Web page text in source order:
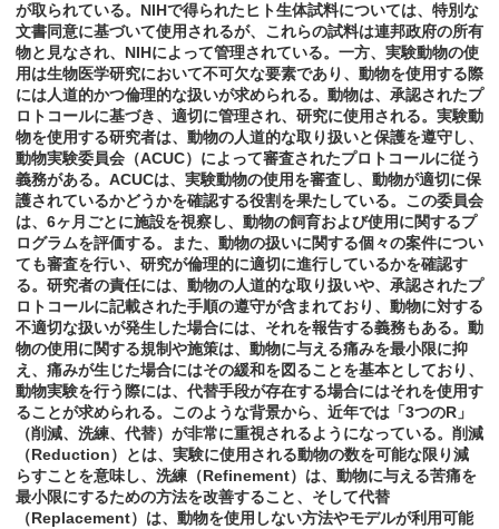
が取られている。NIHで得られたヒト生体試料については、特別な
文書同意に基づいて使用されるが、これらの試料は連邦政府の所有
物と見なされ、NIHによって管理されている。一方、実験動物の使
用は生物医学研究において不可欠な要素であり、動物を使用する際
には人道的かつ倫理的な扱いが求められる。動物は、承認されたプ
ロトコールに基づき、適切に管理され、研究に使用される。実験動
物を使用する研究者は、動物の人道的な取り扱いと保護を遵守し、
動物実験委員会（ACUC）によって審査されたプロトコールに従う
義務がある。ACUCは、実験動物の使用を審査し、動物が適切に保
護されているかどうかを確認する役割を果たしている。この委員会
は、6ヶ月ごとに施設を視察し、動物の飼育および使用に関するプ
ログラムを評価する。また、動物の扱いに関する個々の案件につい
ても審査を行い、研究が倫理的に適切に進行しているかを確認す
る。研究者の責任には、動物の人道的な取り扱いや、承認されたプ
ロトコールに記載された手順の遵守が含まれており、動物に対する
不適切な扱いが発生した場合には、それを報告する義務もある。動
物の使用に関する規制や施策は、動物に与える痛みを最小限に抑
え、痛みが生じた場合にはその緩和を図ることを基本としており、
動物実験を行う際には、代替手段が存在する場合にはそれを使用す
ることが求められる。このような背景から、近年では「3つのR」
（削減、洗練、代替）が非常に重視されるようになっている。削減
（Reduction）とは、実験に使用される動物の数を可能な限り減
らすことを意味し、洗練（Refinement）は、動物に与える苦痛を
最小限にするための方法を改善すること、そして代替
（Replacement）は、動物を使用しない方法やモデルが利用可能